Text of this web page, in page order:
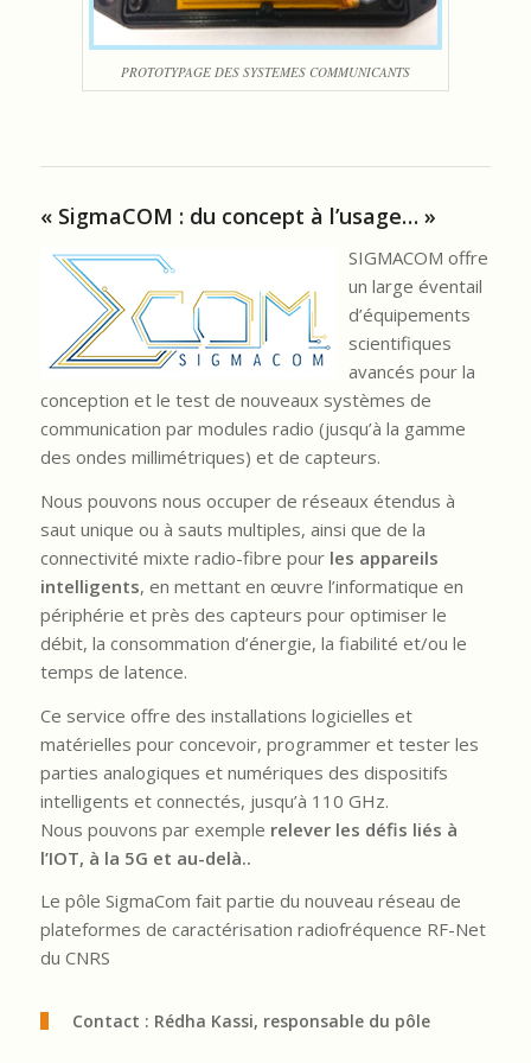
PROTOTYPAGE DES SYSTEMES COMMUNICANTS
« SigmaCOM : du concept à l’usage… »
SIGMACOM offre
un large éventail
d’équipements
scientifiques
avancés pour la
conception et le test de nouveaux systèmes de
communication par modules radio (jusqu’à la gamme
des ondes millimétriques) et de capteurs.
Nous pouvons nous occuper de réseaux étendus à
saut unique ou à sauts multiples, ainsi que de la
connectivité mixte radio-fibre pour les appareils
intelligents, en mettant en œuvre l’informatique en
périphérie et près des capteurs pour optimiser le
débit, la consommation d’énergie, la fiabilité et/ou le
temps de latence.
Ce service offre des installations logicielles et
matérielles pour concevoir, programmer et tester les
parties analogiques et numériques des dispositifs
intelligents et connectés, jusqu’à 110 GHz.
Nous pouvons par exemple relever les défis liés à
l’IOT, à la 5G et au-delà..
Le pôle SigmaCom fait partie du nouveau réseau de
plateformes de caractérisation radiofréquence RF-Net
du CNRS
Contact : Rédha Kassi, responsable du pôle